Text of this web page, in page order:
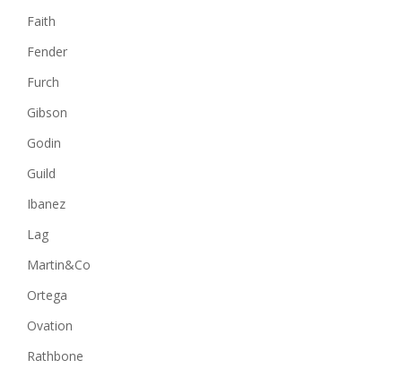
Faith
Fender
Furch
Gibson
Godin
Guild
Ibanez
Lag
Martin&Co
Ortega
Ovation
Rathbone